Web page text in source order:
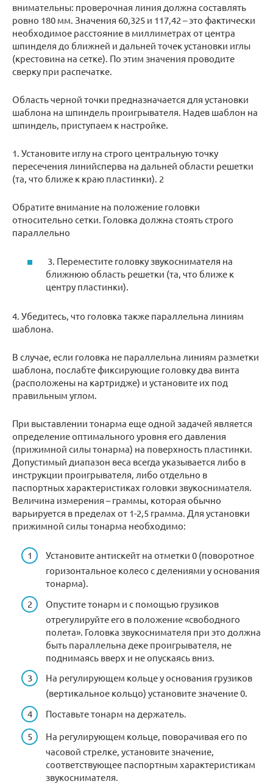
внимательны: проверочная линия должна составлять
ровно 180 мм. Значения 60,325 и 117,42 – это фактически
необходимое расстояние в миллиметрах от центра
шпинделя до ближней и дальней точек установки иглы
(крестовина на сетке). По этим значения проводите
сверку при распечатке.
Область черной точки предназначается для установки
шаблона на шпиндель проигрывателя. Надев шаблон на
шпиндель, приступаем к настройке.
1. Установите иглу на строго центральную точку
пересечения линийсперва на дальней области решетки
(та, что ближе к краю пластинки). 2
Обратите внимание на положение головки
относительно сетки. Головка должна стоять строго
параллельно
3. Переместите головку звукоснимателя на
ближнюю область решетки (та, что ближе к
центру пластинки).
4. Убедитесь, что головка также параллельна линиям
шаблона.
В случае, если головка не параллельна линиям разметки
шаблона, послабте фиксирующие головку два винта
(расположены на картридже) и установите их под
правильным углом.
При выставлении тонарма еще одной задачей является
определение оптимального уровня его давления
(прижимной силы тонарма) на поверхность пластинки.
Допустимый диапазон веса всегда указывается либо в
инструкции проигрывателя, либо отдельно в
паспортных характеристиках головки звукоснимателя.
Величина измерения – граммы, которая обычно
варьируется в пределах от 1-2,5 грамма. Для установки
прижимной силы тонарма необходимо:
Установите антискейт на отметки 0 (поворотное
горизонтальное колесо с делениями у основания
тонарма).
Опустите тонарм и с помощью грузиков
отрегулируйте его в положение «свободного
полета». Головка звукоснимателя при это должна
быть параллельна деке проигрывателя, не
поднимаясь вверх и не опускаясь вниз.
На регулирующем кольце у основания грузиков
(вертикальное кольцо) установите значение 0.
Поставьте тонарм на держатель.
На регулирующем кольце, поворачивая его по
часовой стрелке, установите значение,
соответствующее паспортным характеристикам
звукоснимателя.